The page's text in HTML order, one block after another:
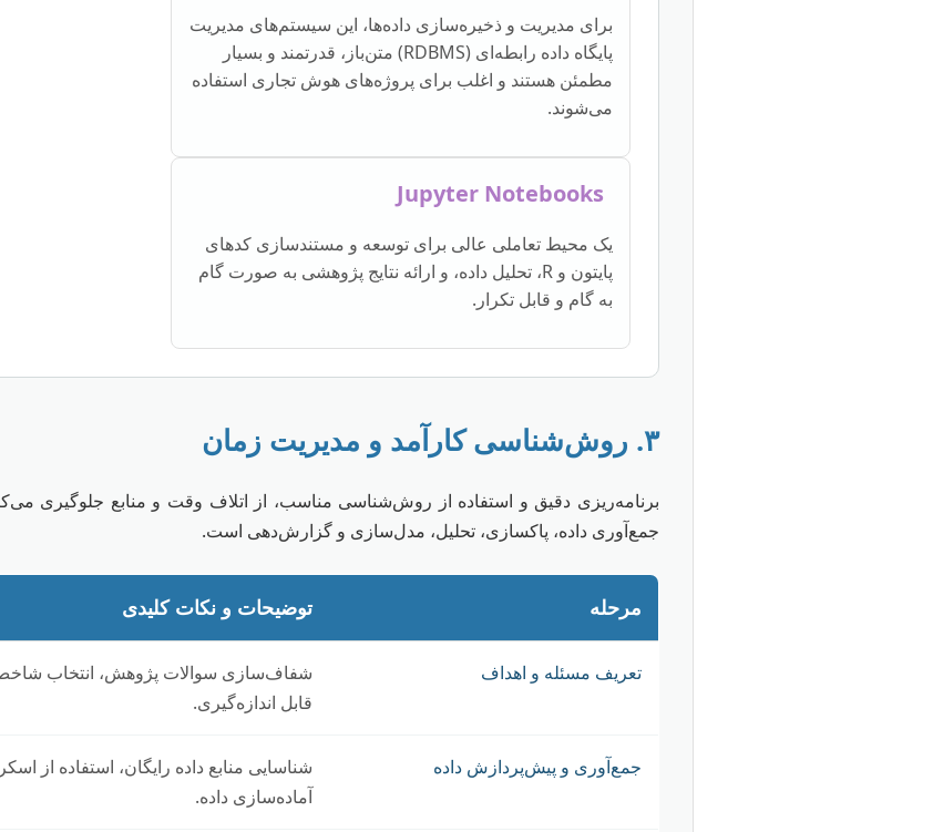
برای مدیریت و ذخیره‌سازی داده‌ها، این سیستم‌های مدیریت
پایگاه داده رابطه‌ای (RDBMS) متن‌باز، قدرتمند و بسیار
مطمئن هستند و اغلب برای پروژه‌های هوش تجاری استفاده
می‌شوند.
Jupyter Notebooks
یک محیط تعاملی عالی برای توسعه و مستندسازی کد‌های
پایتون و R، تحلیل داده، و ارائه نتایج پژوهشی به صورت گام
به گام و قابل تکرار.
۳. روش‌شناسی کارآمد و مدیریت زمان
برنامه‌ریزی دقیق و استفاده از روش‌شناسی مناسب، از اتلاف وقت و منابع جلوگیری
جمع‌آوری داده، پاکسازی، تحلیل، مدل‌سازی و گزارش‌دهی است.
مرحله توضیحات و نکات کلیدی
تعریف مسئله و اهداف
قابل اندازه‌گیری.
جمع‌آوری و پیش‌پردازش داده
آماده‌سازی داده.